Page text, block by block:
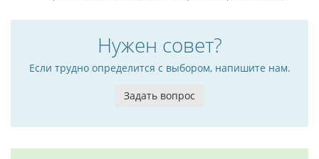
Нужен совет?
Если трудно определится с выбором, напишите нам.
Задать вопрос